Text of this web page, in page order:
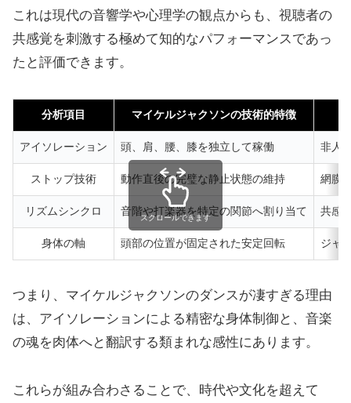
これは現代の音響学や心理学の観点からも、視聴者の
共感覚を刺激する極めて知的なパフォーマンスであっ
たと評価できます。
分析項目 マイケルジャクソンの技術的特徴
アイソレーション 頭、肩、腰、膝を独立して稼働 非人
ストップ技術 動作直後の完璧な静止状態の維持 網膜
リズムシンクロ 音階や打楽器を特定の関節へ割り当て 共感
身体の軸 頭部の位置が固定された安定回転 ジャ
スクロールできます
つまり、マイケルジャクソンのダンスが凄すぎる理由
は、アイソレーションによる精密な身体制御と、音楽
の魂を肉体へと翻訳する類まれな感性にあります。
これらが組み合わさることで、時代や文化を超えて